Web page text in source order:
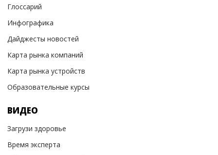
Глоссарий
Инфографика
Дайджесты новостей
Карта рынка компаний
Карта рынка устройств
Образовательные курсы
ВИДЕО
Загрузи здоровье
Время эксперта